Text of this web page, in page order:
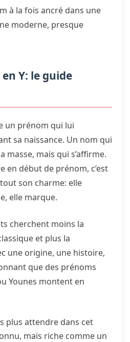
à la fois ancré dans une
moderne, presque
Y: le guide
un prénom qui lui
sa naissance. Un nom qui
masse, mais qui s’affirme.
en début de prénom, c’est
son charme: elle
elle marque.
cherchent moins la
et plus la
une origine, une histoire,
que des prénoms
Younes montent en
plus attendre dans cet
mais riche comme un